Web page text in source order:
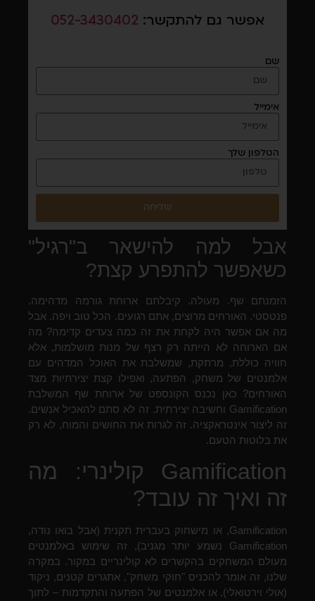
אפשר גם להתקשר: 052-3430402
שם
אימייל
הטלפון שלך
שליחה
אבל למה להישאר ב"רגיל"
כשאפשר להתפרע קצת?
הזמנתם שף. מעולה. קיבלתם ארוחת גורמה מדהימה.
פנטסטי. האורחים מרוצים, אתם רגועים. הכל טוב ויפה. אבל
מה אם אפשר היה לקחת את זה כמה צעדים קדימה? מה
אם הארוחה לא הייתה רק רצף של מנות מושלמות, אלא
חוויה כוללת, מרתקת, שמשלבת את האוכל המדהים עם
אלמנטים של משחק, הפתעה, ואפילו קצת יצירתיות מצד
האורחים? כאן נכנס הקונספט של ארוחת שף המשלבת
Gamification וחשיבה יצירתית. זה לא סתם להאכיל אנשים.
זה ליצור אינטראקציה. זה לגרות את החושים והמוח, לא רק
את בלוטות הטעם.
Gamification קולינרי: מה
זה ואיך זה עובד?
Gamification, או מישחוק בעברית תקנית (אבל בואו נודה,
Gamification נשמע יותר מגניב), זה שימוש באלמנטים
מעולם המשחקים בהקשרים לא קולינריים במקור. במקרה
שלנו, זה אומר להכניס "חוקי משחק", אתגרים קטנים, ניקוד
(אולי וירטואלי), או אלמנטים של הפתעה והתקדמות – לתוך